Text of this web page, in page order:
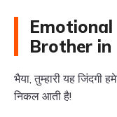
Brother in
भैया, तुम्हारी यह जिंदगी
निकल आती है!